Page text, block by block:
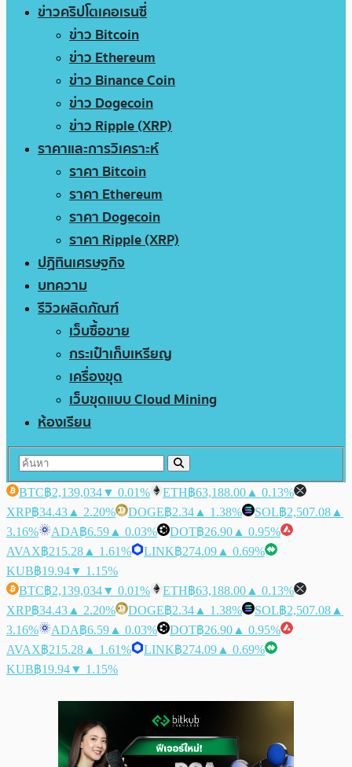
ข่าวคริปโตเคอเรนซี่
ข่าว Bitcoin
ข่าว Ethereum
ข่าว Binance Coin
ข่าว Dogecoin
ข่าว Ripple (XRP)
ราคาและการวิเคราะห์
ราคา Bitcoin
ราคา Ethereum
ราคา Dogecoin
ราคา Ripple (XRP)
ปฏิทินเศรษฐกิจ
บทความ
รีวิวผลิตภัณฑ์
เว็บซื้อขาย
กระเป๋าเก็บเหรียญ
เครื่องขุด
เว็บขุดแบบ Cloud Mining
ห้องเรียน
BTC฿2,139,034▼ 0.01% ETH฿63,188.00 ▲ 0.13%
XRP฿34.43 ▲ 2.20% DOGE฿2.34 ▲ 1.38% SOL฿2,507.08 ▲
3.16%
ADA฿6.59 ▲ 0.03% DOT฿26.90 ▲ 0.95%
AVAX฿215.28 ▲ 1.61% LINK฿274.09 ▲ 0.69%
KUB฿19.94▼ 1.15%
BTC฿2,139,034▼ 0.01% ETH฿63,188.00 ▲ 0.13%
XRP฿34.43 ▲ 2.20% DOGE฿2.34 ▲ 1.38% SOL฿2,507.08 ▲
3.16%
ADA฿6.59 ▲ 0.03% DOT฿26.90 ▲ 0.95%
AVAX฿215.28 ▲ 1.61% LINK฿274.09 ▲ 0.69%
KUB฿19.94▼ 1.15%